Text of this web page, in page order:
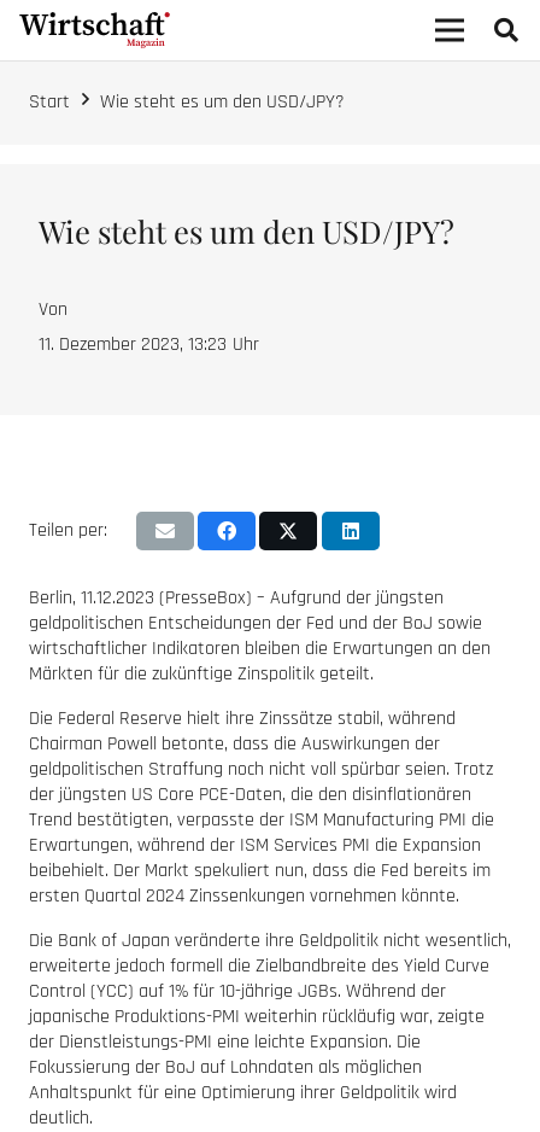
Start Wie steht es um den USD/JPY?
Wie steht es um den USD/JPY?
Von
11. Dezember 2023, 13:23 Uhr
Teilen per:
Berlin, 11.12.2023 (PresseBox) – Aufgrund der jüngsten
geldpolitischen Entscheidungen der Fed und der BoJ sowie
wirtschaftlicher Indikatoren bleiben die Erwartungen an den
Märkten für die zukünftige Zinspolitik geteilt.
Die Federal Reserve hielt ihre Zinssätze stabil, während
Chairman Powell betonte, dass die Auswirkungen der
geldpolitischen Straffung noch nicht voll spürbar seien. Trotz
der jüngsten US Core PCE-Daten, die den disinflationären
Trend bestätigten, verpasste der ISM Manufacturing PMI die
Erwartungen, während der ISM Services PMI die Expansion
beibehielt. Der Markt spekuliert nun, dass die Fed bereits im
ersten Quartal 2024 Zinssenkungen vornehmen könnte.
Die Bank of Japan veränderte ihre Geldpolitik nicht wesentlich,
erweiterte jedoch formell die Zielbandbreite des Yield Curve
Control (YCC) auf 1% für 10-jährige JGBs. Während der
japanische Produktions-PMI weiterhin rückläufig war, zeigte
der Dienstleistungs-PMI eine leichte Expansion. Die
Fokussierung der BoJ auf Lohndaten als möglichen
Anhaltspunkt für eine Optimierung ihrer Geldpolitik wird
deutlich.